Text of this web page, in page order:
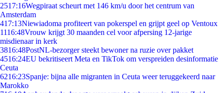
2517:16Wegpiraat scheurt met 146 km/u door het centrum van
Amsterdam
417:13Niewiadoma profiteert van pokerspel en grijpt geel op Ventoux
1116:48Vrouw krijgt 30 maanden cel voor afpersing 12-jarige
misdienaar in kerk
3816:48PostNL-bezorger steekt bewoner na ruzie over pakket
4516:24EU bekritiseert Meta en TikTok om verspreiden desinformatie
Ceuta
6216:23Spanje: bijna alle migranten in Ceuta weer teruggekeerd naar
Marokko